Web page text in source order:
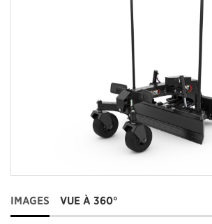
IMAGES VUE À 360°